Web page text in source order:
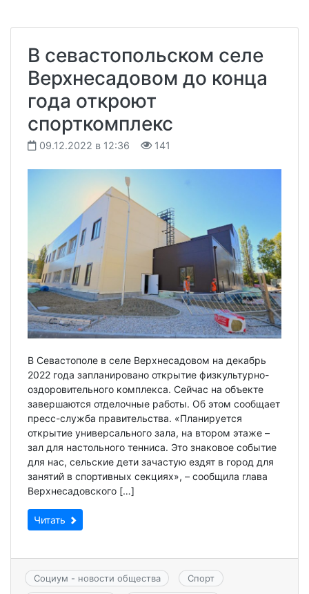
В севастопольском селе
Верхнесадовом до конца
года откроют
спорткомплекс
09.12.2022 в 12:36 141
В Севастополе в селе Верхнесадовом на декабрь
2022 года запланировано открытие физкультурно-
оздоровительного комплекса. Сейчас на объекте
завершаются отделочные работы. Об этом сообщает
пресс-служба правительства. «Планируется
открытие универсального зала, на втором этаже –
зал для настольного тенниса. Это знаковое событие
для нас, сельские дети зачастую ездят в город для
занятий в спортивных секциях», – сообщила глава
Верхнесадовского […]
Читать
Социум - новости общества Спорт